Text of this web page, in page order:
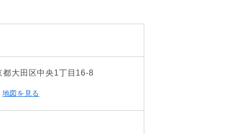
都大田区中央1丁目16-8
地図を見る